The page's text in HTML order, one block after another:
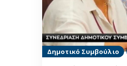
Δημοτικό Συμβούλιο